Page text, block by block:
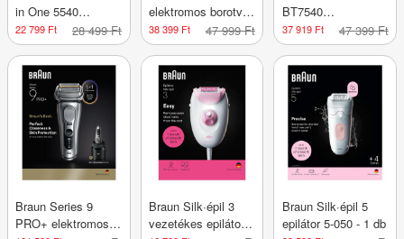
in One 5540
szakállvágó - 1 db
22 799 Ft 28 499 Ft
elektromos borotva
- 1 db
38 399 Ft 47 999 Ft
BT7540
szakállvágó /kék - 1
db
37 919 Ft 47 399 Ft
Braun Series 9
PRO+ elektromos
Braun Silk·épil 3
vezetékes epilátor
Braun Silk·épil 5
epilátor 5-050 - 1 db